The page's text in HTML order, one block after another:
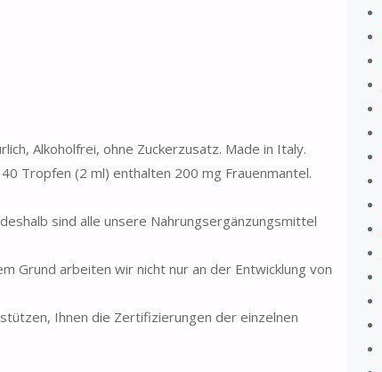
Alkoholfrei, ohne Zuckerzusatz. Made in Italy.
Tropfen (2 ml) enthalten 200 mg Frauenmantel.
sind alle unsere Nahrungsergänzungsmittel
Grund arbeiten wir nicht nur an der Entwicklung von
Ihnen die Zertifizierungen der einzelnen